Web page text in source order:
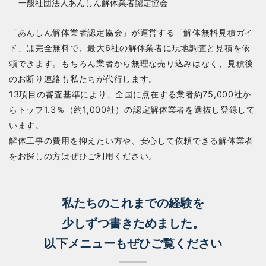
「あんしん解体業者認定協会」が運営する「解体無料見積ガイ
ド」は完全無料で、最大6社の解体業者に現地調査と見積を依
頼できます。もちろん業者から無理な売り込みはなく、見積後
のお断り連絡も私たちが代行します。
13項目の審査基準により、全国に点在する業者約75,000社か
らトップ1.3％（約1,000社）の認定解体業者を選抜し登録して
います。
解体工事の費用を抑えたい方や、安心して依頼できる解体業者
をお探しの方はぜひご利用ください。
私たちのこれまでの経験を
少しずつ書きためました。
以下メニューもぜひご覧ください